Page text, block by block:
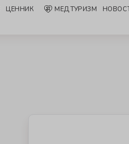
ЦЕННИК МЕДТУРИЗМ